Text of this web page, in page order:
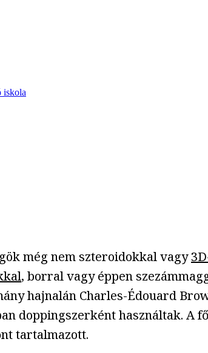
iskola
még nem szteroidokkal vagy
, borral vagy éppen
hajnalán Charles-Édouard
doppingszerként használtak. A
tartalmazott.